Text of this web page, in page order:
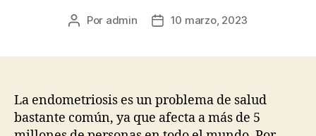
Autor
Por admin
Fecha10 marzo, 2023
La endometriosis es un problema de salud
bastante común, ya que afecta a más de 5